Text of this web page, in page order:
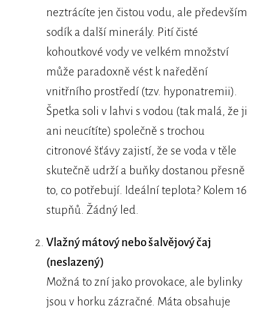
neztrácíte jen čistou vodu, ale především
sodík a další minerály. Pití čisté
kohoutkové vody ve velkém množství
může paradoxně vést k naředění
vnitřního prostředí (tzv. hyponatremii).
Špetka soli v lahvi s vodou (tak malá, že ji
ani neucítíte) společně s trochou
citronové šťávy zajistí, že se voda v těle
skutečně udrží a buňky dostanou přesně
to, co potřebují. Ideální teplota? Kolem 16
stupňů. Žádný led.
Vlažný mátový nebo šalvějový čaj
(neslazený)
Možná to zní jako provokace, ale bylinky
jsou v horku zázračné. Máta obsahuje